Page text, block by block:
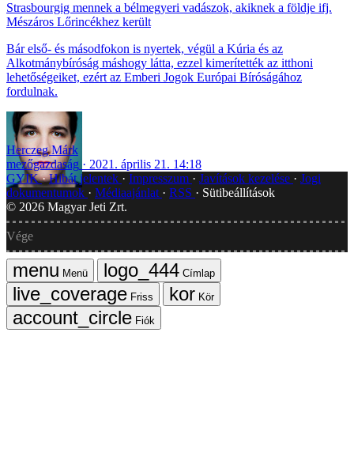
Strasbourgig mennek a bélmegyeri vadászok, akiknek a földje ifj.
Mészáros Lőrincékhez került
Bár első- és másodfokon is nyertek, végül a Kúria és az
Alkotmánybíróság máshogy látta, ezzel kimerítették az itthoni
lehetőségeiket, ezért az Emberi Jogok Európai Bíróságához
fordulnak.
Herczeg Márk
mezőgazdaság
2021. április 21. 14:18
GYIK Hibát jelentek Impresszum Javítások kezelése
Jogi
dokumentumok
Médiaajánlat RSS
Sütibeállítások
© 2026 Magyar Jeti Zrt.
Vége
Menü
Címlap
Friss
Kör
Fiók